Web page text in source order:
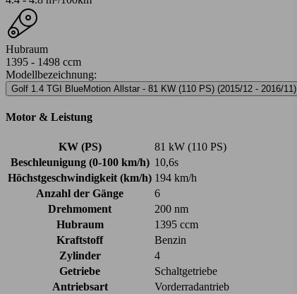
Hubraum
1395 - 1498 ccm
Modellbezeichnung:
Golf 1.4 TGI BlueMotion Allstar - 81 KW (110 PS) (2015/12 - 2016/11)
Motor & Leistung
KW (PS)
81 kW (110 PS)
Beschleunigung (0-100 km/h) 10,6s
Höchstgeschwindigkeit (km/h) 194 km/h
Anzahl der Gänge
6
Drehmoment
200 nm
Hubraum
1395 ccm
Kraftstoff
Benzin
Zylinder
4
Getriebe
Schaltgetriebe
Antriebsart
Vorderradantrieb